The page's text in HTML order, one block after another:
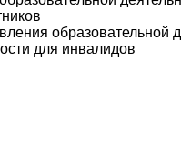
образовательной
для инвалидов